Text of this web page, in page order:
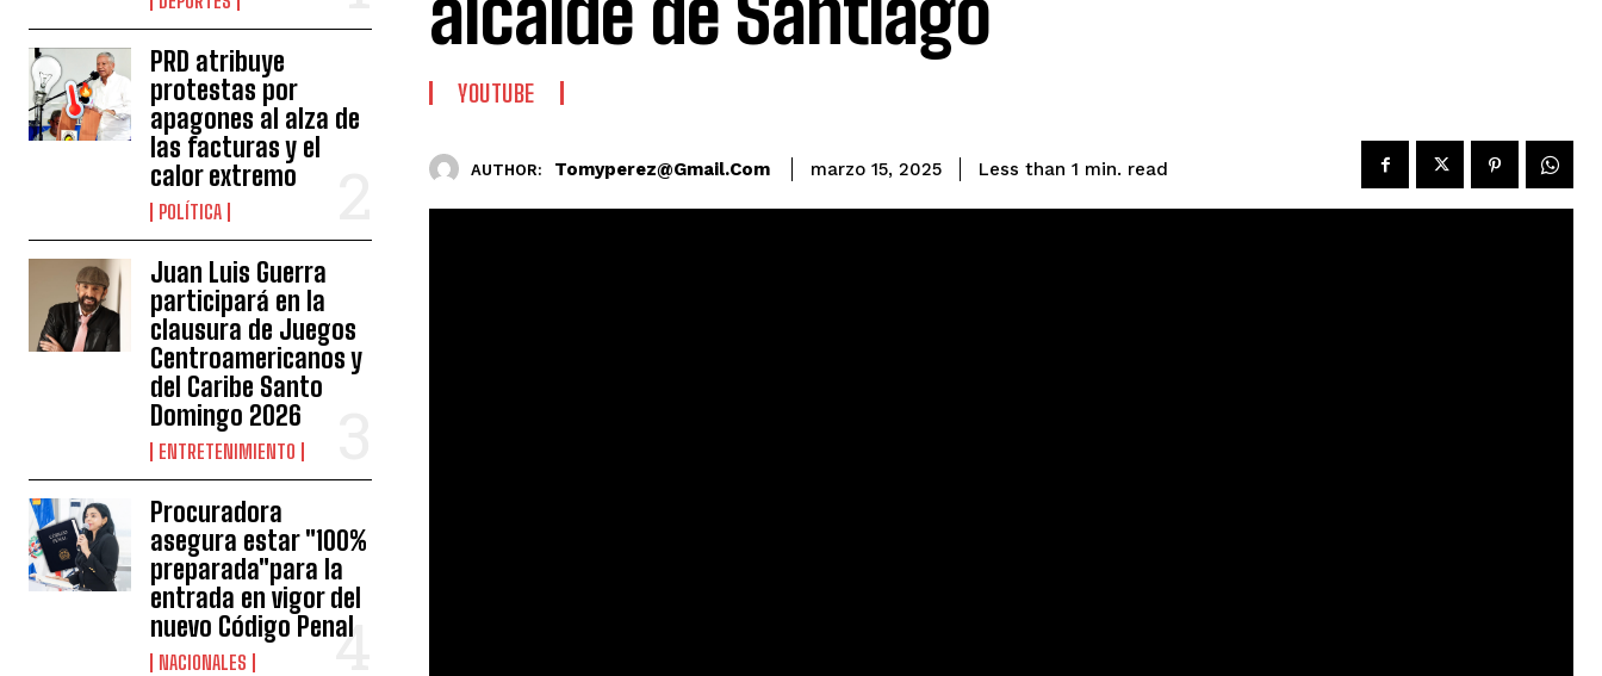
PRD atribuye
protestas por
apagones al alza de
las facturas y el
calor extremo
POLÍTICA
Juan Luis Guerra
participará en la
clausura de Juegos
Centroamericanos y
del Caribe Santo
Domingo 2026
ENTRETENIMIENTO
Procuradora
asegura estar "100%
preparada"para la
entrada en vigor del
nuevo Código Penal
NACIONALES
YOUTUBE
AUTHOR: Tomyperez@gmail.com marzo 15, 2025 Less than 1 min. read